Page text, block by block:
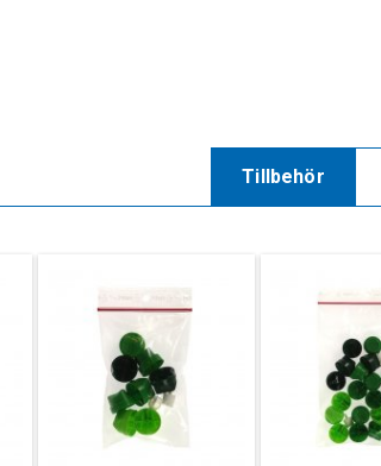
Tillbehör